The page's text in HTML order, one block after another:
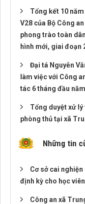
Tổng kết 10
V28 của Bộ Công
phong trào toàn
hình mới, giai đoạn
Đại tá Nguyễn
làm việc với Công
tác 6 tháng đầu
Tổng duyệt xử
phòng thủ tại xã
Những tin
Cơ sở cai
định kỳ cho học
Công an xã